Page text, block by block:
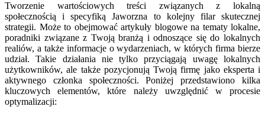
Tworzenie wartościowych treści związanych z lokalną
społecznością i specyfiką Jaworzna to kolejny filar skutecznej
strategii. Może to obejmować artykuły blogowe na tematy lokalne,
poradniki związane z Twoją branżą i odnoszące się do lokalnych
realiów, a także informacje o wydarzeniach, w których firma bierze
udział. Takie działania nie tylko przyciągają uwagę lokalnych
użytkowników, ale także pozycjonują Twoją firmę jako eksperta i
aktywnego członka społeczności. Poniżej przedstawiono kilka
kluczowych elementów, które należy uwzględnić w procesie
optymalizacji: